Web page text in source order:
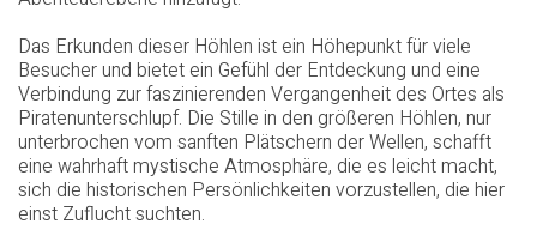
Das Erkunden dieser Höhlen ist ein Höhepunkt für viele
Besucher und bietet ein Gefühl der Entdeckung und eine
Verbindung zur faszinierenden Vergangenheit des Ortes als
Piratenunterschlupf. Die Stille in den größeren Höhlen, nur
unterbrochen vom sanften Plätschern der Wellen, schafft
eine wahrhaft mystische Atmosphäre, die es leicht macht,
sich die historischen Persönlichkeiten vorzustellen, die hier
einst Zuflucht suchten.